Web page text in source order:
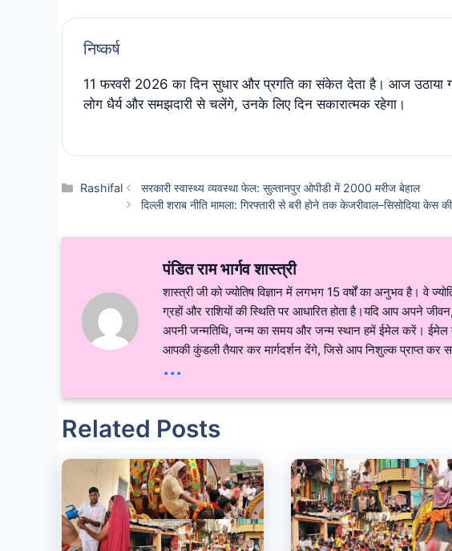
निष्कर्ष
11 फरवरी 2026 का दिन सुधार और प्रगति का संकेत देता है। आज उठाया
लोग धैर्य और समझदारी से चलेंगे, उनके लिए दिन सकारात्मक रहेगा।
Categories
Rashifal
सरकारी स्वास्थ्य व्यवस्था फेल: सुल्तानपुर ओपीडी में 2000 मरीज बेहाल
दिल्ली शराब नीति मामला: गिरफ्तारी से बरी होने तक केजरीवाल–सिसोदिया केस
पंडित राम भार्गव शास्त्री
शास्त्री जी को ज्योतिष विज्ञान में लगभग 15 वर्षों का अनुभव है। वे
ग्रहों और राशियों की स्थिति पर आधारित होता है।यदि आप अपने
अपनी जन्मतिथि, जन्म का समय और जन्म स्थान हमें ईमेल करें।
आपकी कुंडली तैयार कर मार्गदर्शन देंगे, जिसे आप निशुल्क प्राप्त कर
...
Related Posts